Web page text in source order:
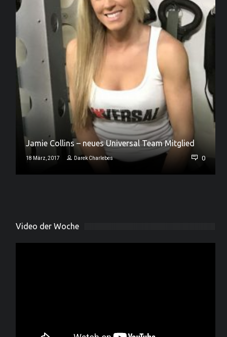
Jamie Collins – neues Universal Team Mitglied
18 März, 2017 Darek Charlebes 0
Video der Woche